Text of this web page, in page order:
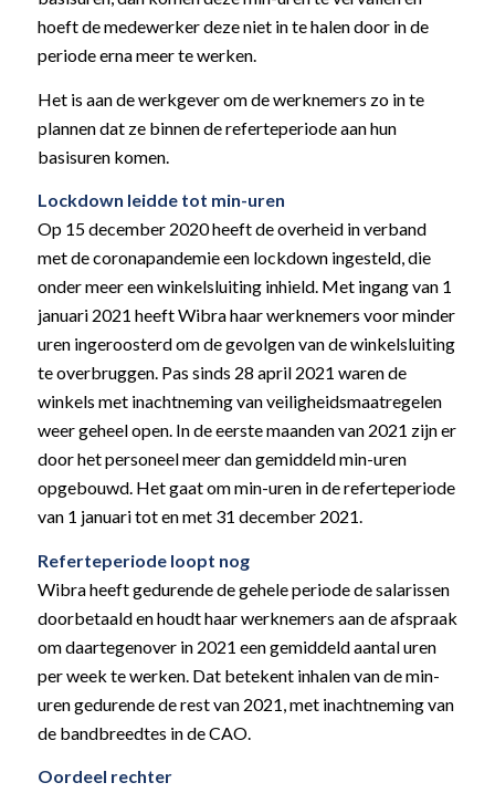
hoeft de medewerker deze niet in te halen door in de
periode erna meer te werken.
Het is aan de werkgever om de werknemers zo in te
plannen dat ze binnen de referteperiode aan hun
basisuren komen.
Lockdown leidde tot min-uren
Op 15 december 2020 heeft de overheid in verband
met de coronapandemie een lockdown ingesteld, die
onder meer een winkelsluiting inhield. Met ingang van 1
januari 2021 heeft Wibra haar werknemers voor minder
uren ingeroosterd om de gevolgen van de winkelsluiting
te overbruggen. Pas sinds 28 april 2021 waren de
winkels met inachtneming van veiligheidsmaatregelen
weer geheel open. In de eerste maanden van 2021 zijn er
door het personeel meer dan gemiddeld min-uren
opgebouwd. Het gaat om min-uren in de referteperiode
van 1 januari tot en met 31 december 2021.
Referteperiode loopt nog
Wibra heeft gedurende de gehele periode de salarissen
doorbetaald en houdt haar werknemers aan de afspraak
om daartegenover in 2021 een gemiddeld aantal uren
per week te werken. Dat betekent inhalen van de min-
uren gedurende de rest van 2021, met inachtneming van
de bandbreedtes in de CAO.
Oordeel rechter